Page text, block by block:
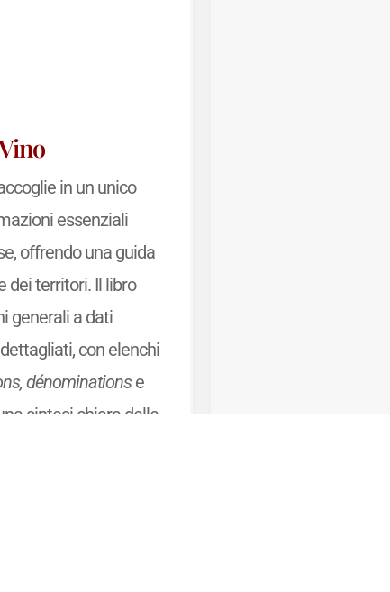
in un unico
essenziali
offrendo una guida
dei territori. Il libro
generali a dati
con elenchi
dénominations e
sintesi chiara delle